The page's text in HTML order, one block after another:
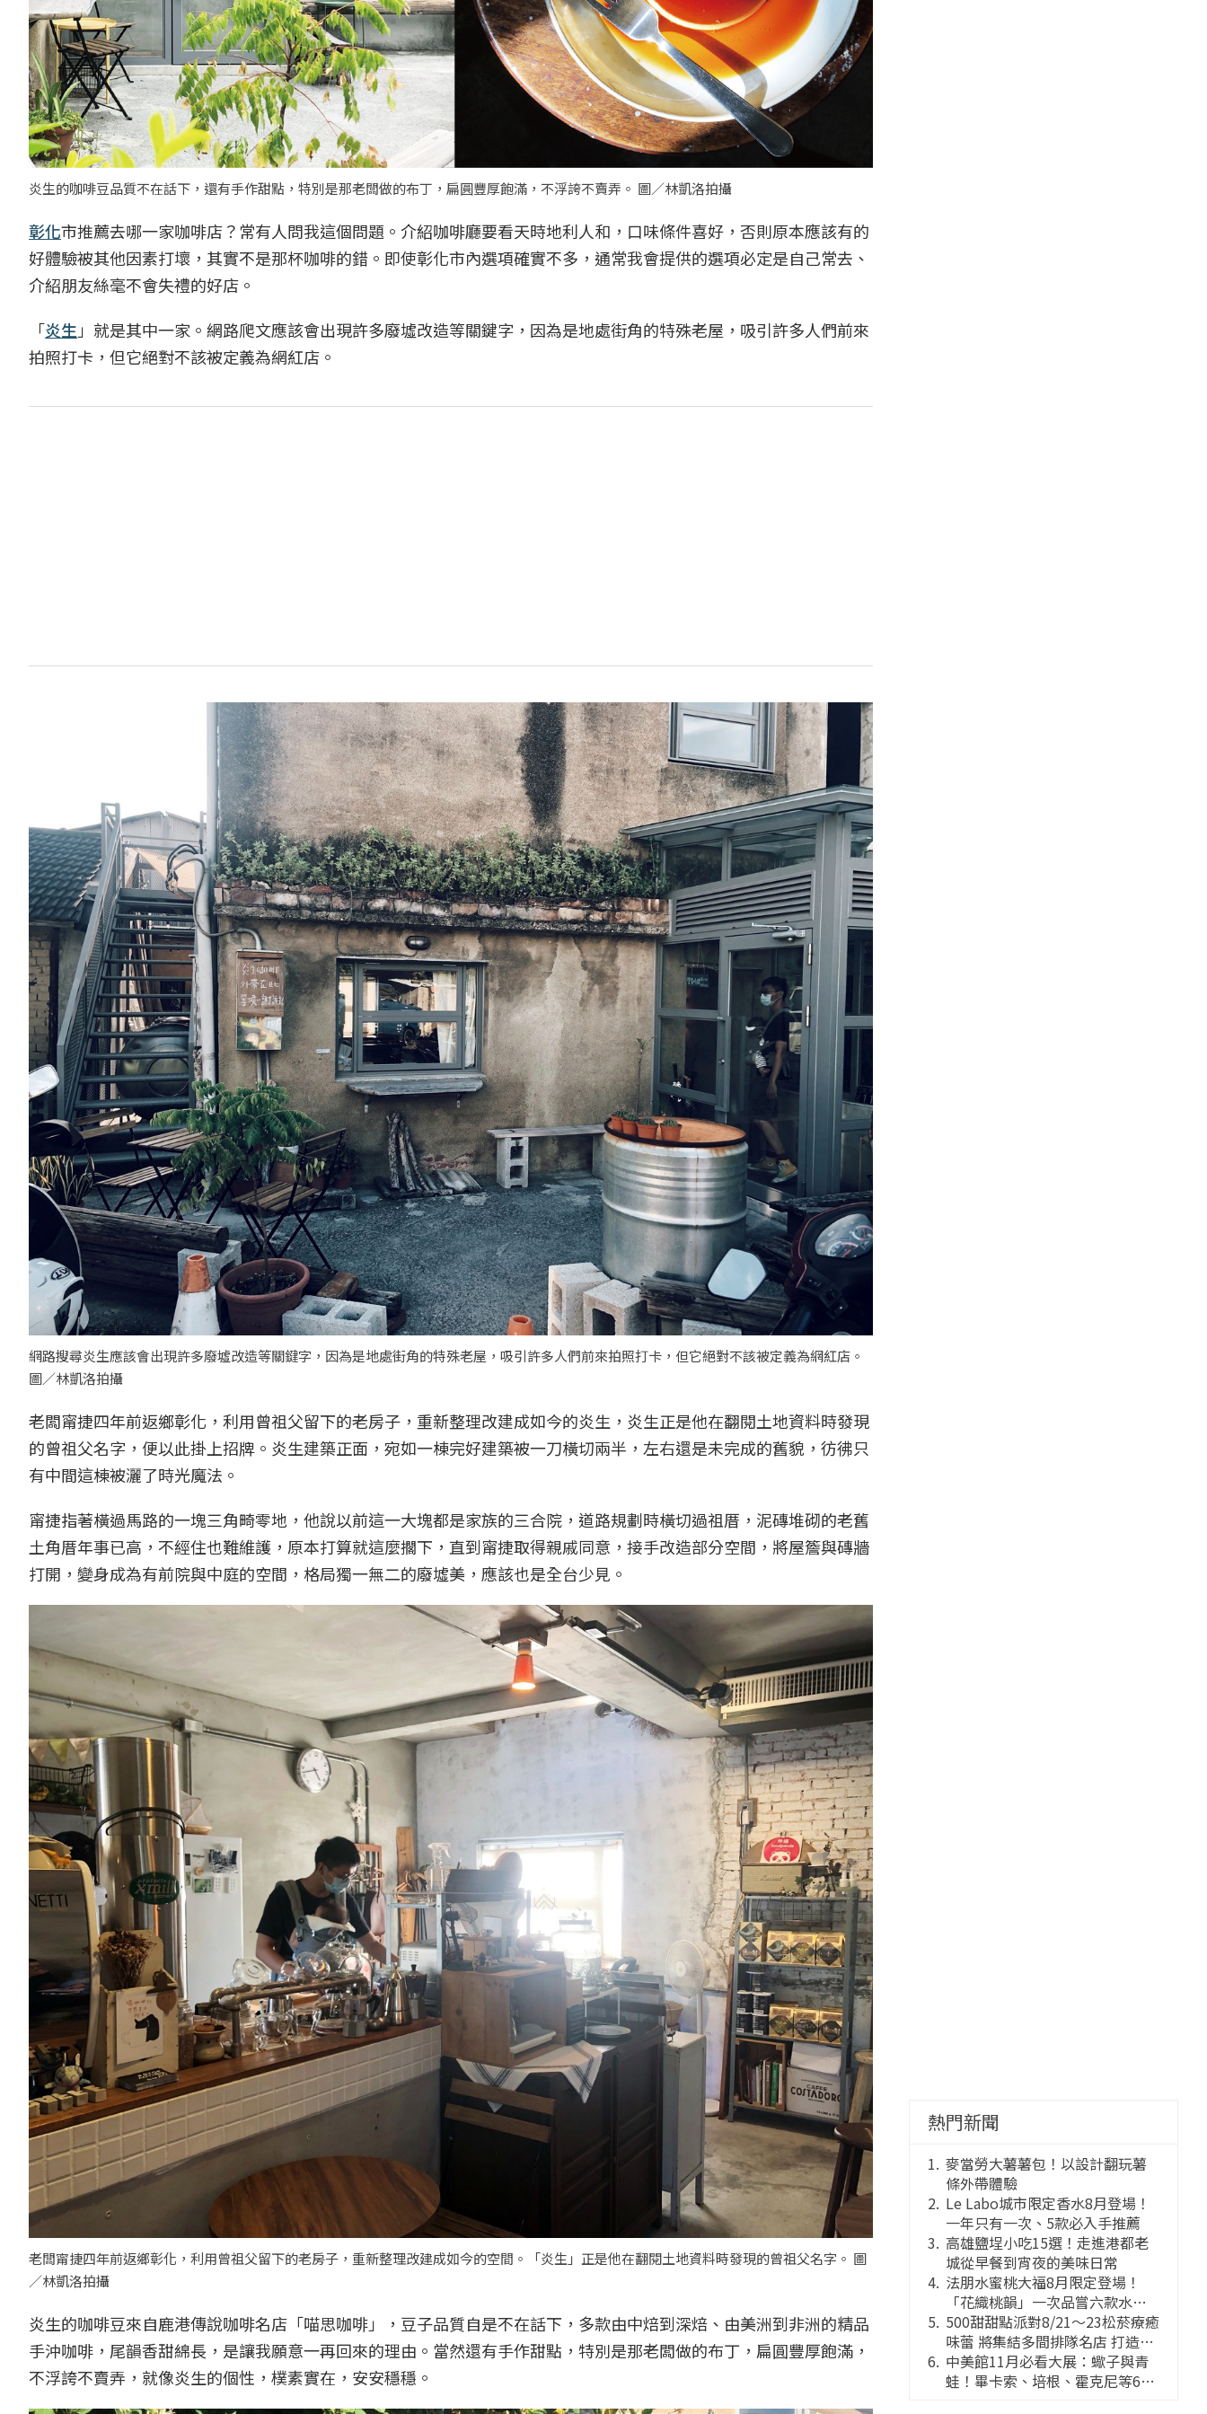
炎生的咖啡豆品質不在話下，還有手作甜點，特別是那老闆做的布丁，扁圓豐厚飽滿，不浮誇不賣弄。 圖／林凱洛拍攝
彰化市推薦去哪一家咖啡店？常有人問我這個問題。介紹咖啡廳要看天時地利人和，口味條件喜好，否則原本應該有的
好體驗被其他因素打壞，其實不是那杯咖啡的錯。即使彰化市內選項確實不多，通常我會提供的選項必定是自己常去、
介紹朋友絲毫不會失禮的好店。
「炎生 」就是其中一家。網路爬文應該會出現許多廢墟改造等關鍵字，因為是地處街角的特殊老屋，吸引許多人們前來
拍照打卡，但它絕對不該被定義為網紅店。
網路搜尋炎生應該會出現許多廢墟改造等關鍵字，因為是地處街角的特殊老屋，吸引許多人們前來拍照打卡，但它絕對不該被定義為網紅店。
圖／林凱洛拍攝
老闆甯捷四年前返鄉彰化，利用曾祖父留下的老房子，重新整理改建成如今的炎生，炎生正是他在翻閱土地資料時發現
的曾祖父名字，便以此掛上招牌。炎生建築正面，宛如一棟完好建築被一刀橫切兩半，左右還是未完成的舊貌，彷彿只
有中間這棟被灑了時光魔法。
甯捷指著橫過馬路的一塊三角畸零地，他說以前這一大塊都是家族的三合院，道路規劃時橫切過祖厝，泥磚堆砌的老舊
土角厝年事已高，不經住也難維護，原本打算就這麼擱下，直到甯捷取得親戚同意，接手改造部分空間，將屋簷與磚牆
打開，變身成為有前院與中庭的空間，格局獨一無二的廢墟美，應該也是全台少見。
老闆甯捷四年前返鄉彰化，利用曾祖父留下的老房子，重新整理改建成如今的空間。「炎生」正是他在翻閱土地資料時發現的曾祖父名字。 圖
／林凱洛拍攝
炎生的咖啡豆來自鹿港傳說咖啡名店「喵思咖啡」，豆子品質自是不在話下，多款由中焙到深焙、由美洲到非洲的精品
手沖咖啡，尾韻香甜綿長，是讓我願意一再回來的理由。當然還有手作甜點，特別是那老闆做的布丁，扁圓豐厚飽滿，
不浮誇不賣弄，就像炎生的個性，樸素實在，安安穩穩。
熱門新聞
麥當勞大薯薯包！以設計翻玩薯
條外帶體驗
Le Labo城市限定香水8月登場！
一年只有一次、5款必入手推薦
高雄鹽埕小吃15選！走進港都老
城從早餐到宵夜的美味日常
法朋水蜜桃大福8月限定登場！
「花織桃韻」一次品嘗六款水蜜
桃花果大福
500甜甜點派對8/21～23松菸療癒
味蕾 將集結多間排隊名店 打造靈
感創意的舞台
中美館11月必看大展：蠍子與青
蛙！畢卡索、培根、霍克尼等66